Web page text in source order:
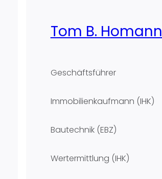
Tom B. Homann
Geschäftsführer
Immobilienkaufmann (IHK)
Bautechnik (EBZ)
Wertermittlung (IHK)